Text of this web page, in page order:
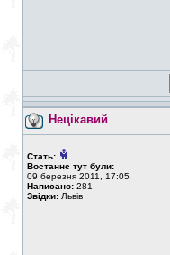
Нецікавий
Стать:
Востаннє тут були:
09 березня 2011, 17:05
Написано: 281
Звідки: Львів